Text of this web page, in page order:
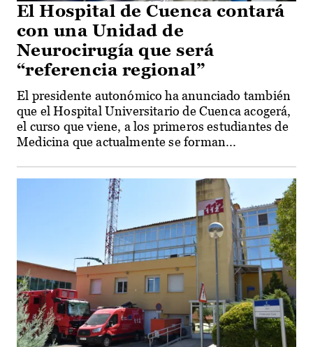
El Hospital de Cuenca contará
con una Unidad de
Neurocirugía que será
“referencia regional”
El presidente autonómico ha anunciado también
que el Hospital Universitario de Cuenca acogerá,
el curso que viene, a los primeros estudiantes de
Medicina que actualmente se forman...